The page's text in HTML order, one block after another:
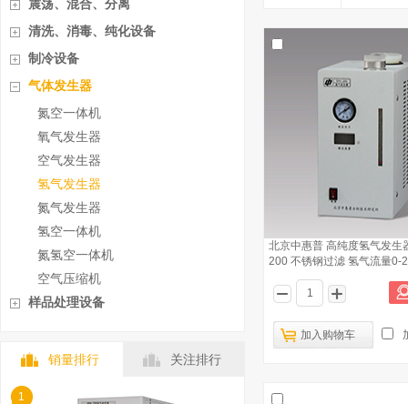
震荡、混合、分离
清洗、消毒、纯化设备
制冷设备
气体发生器
氮空一体机
氧气发生器
空气发生器
氢气发生器
氮气发生器
氢空一体机
氮氢空一体机
空气压缩机
样品处理设备
销量排行 关注排行
1
北京中惠普 高纯度氢气发生
200 不锈钢过滤 氢气流量0-
加入购物车